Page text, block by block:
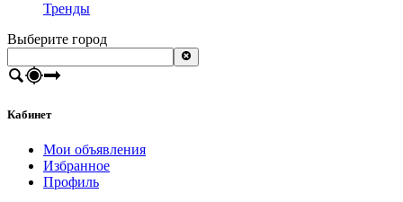
Тренды
Выберите город
Кабинет
Мои объявления
Избранное
Профиль